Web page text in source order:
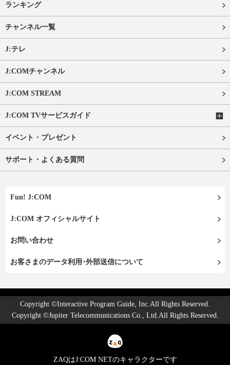
ランキング
チャンネル一覧
J:テレ
J:COMチャンネル
J:COM STREAM
J:COM TVサービスガイド
イベント・プレゼント
サポート・よくある質問
Fun! J:COM
J:COM オフィシャルサイト
お問い合わせ
お客さまのデータ利用･外部送信について
Copyright ©Interactive Program Guide, Inc.All Rights Reserved.
Copyright ©Jupiter Telecommunications Co., Ltd.All Rights Reserved.
ZAQはJ:COM NETのキャラクターです